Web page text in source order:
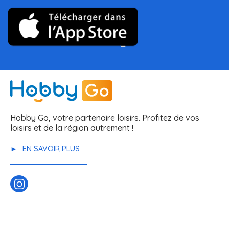
Hobby Go, votre partenaire loisirs. Profitez de vos
loisirs et de la région autrement !
EN SAVOIR PLUS